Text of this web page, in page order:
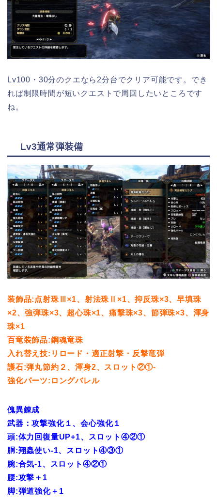
Lv100・30分のクエなら2分台でクリア可能です。でき
れば制限時間が短いクエストで周回したいところです
ね。
Lv3通常弾装備
装飾品:点射珠Ⅲ×1、射法珠Ⅱ×1、抑反珠×3、早填珠
×2、強弾珠×3、超心珠×1、痛撃珠×3、節弾珠×3、渾身
珠×1
百竜装飾品:鋼魂竜珠
入れ替え技:リロード・適正射撃・反撃竜弾
護石:弾丸節約２、渾身2、スロット②①-
強化パーツ:ロングバレル
傀異錬成
武器：攻撃強化１、会心強化１
頭:体力回復量UP+1、スロット④②①
胴:翔蟲使い-1、スロット④③①
腕:合気-1、スロット④②①
腰:攻撃＋1
脚:弾道強化＋1